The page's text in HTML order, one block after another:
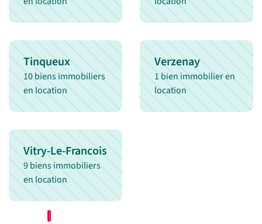
Tinqueux
10 biens immobiliers
en location
Verzenay
1 bien immobilier en
location
Vitry-Le-Francois
9 biens immobiliers
en location